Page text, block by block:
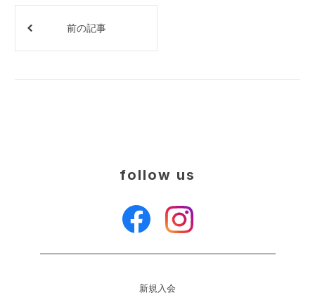
前の記事
follow us
新規入会